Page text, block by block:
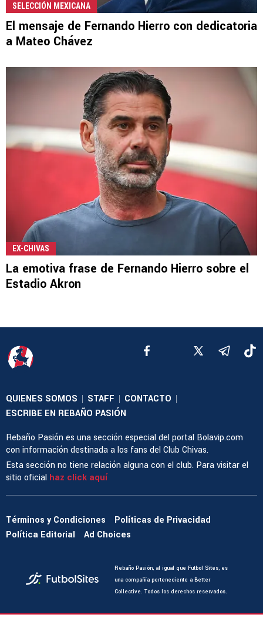
SELECCIÓN MEXICANA
El mensaje de Fernando Hierro con dedicatoria
a Mateo Chávez
EX-CHIVAS
La emotiva frase de Fernando Hierro sobre el
Estadio Akron
QUIENES SOMOS | STAFF | CONTACTO |
ESCRIBE EN REBAÑO PASIÓN
Rebaño Pasión es una sección especial del portal Bolavip.com
con información destinada a los fans del Club Chivas.
Esta sección no tiene relación alguna con el club. Para visitar el
sitio oficial haz click aquí
Términos y Condiciones
Políticas de Privacidad
Política Editorial
Ad Choices
Rebaño Pasión, al igual que Futbol Sites, es
una compañía perteneciente a Better
Collective. Todos los derechos reservados.